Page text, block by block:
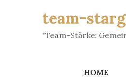
team-
"Team-Stärke:
HOME